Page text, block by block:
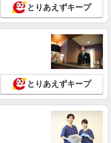
とりあえずキープ
とりあえずキープ